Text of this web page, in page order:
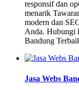
responsif dan
menarik
modern dan
Anda. Hubungi
Bandung
Jasa Webs